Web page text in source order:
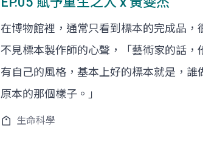
在博物館裡，通常只看到標本的完成品
不見標本製作師的心聲，「藝術家的話
有自己的風格，基本上好的標本就是，
原本的那個樣子。」
生命科學